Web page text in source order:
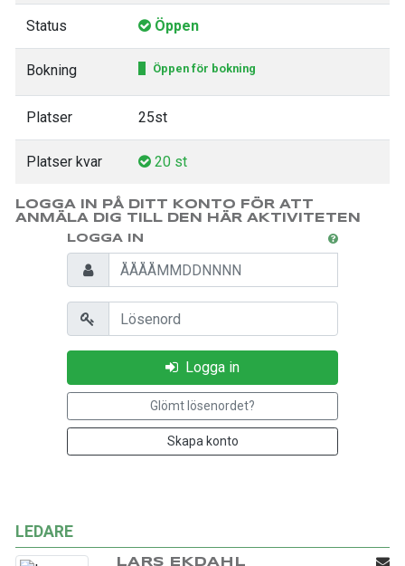
LEDARE
LARS EKDAHL
Status Öppen
Bokning Öppen för bokning
Platser 25st
Platser kvar 20 st
LOGGA IN PÅ DITT KONTO FÖR ATT
ANMÄLA DIG TILL DEN HÄR AKTIVITETEN
LOGGA IN
Personnummer
Lösenord
Logga in
Glömt lösenordet?
Skapa konto